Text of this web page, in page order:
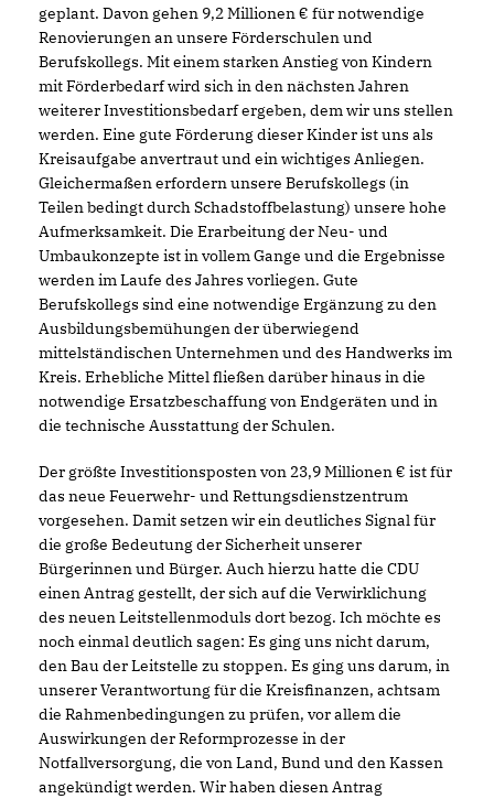
geplant. Davon gehen 9,2 Millionen € für notwendige
Renovierungen an unsere Förderschulen und
Berufskollegs. Mit einem starken Anstieg von Kindern
mit Förderbedarf wird sich in den nächsten Jahren
weiterer Investitionsbedarf ergeben, dem wir uns stellen
werden. Eine gute Förderung dieser Kinder ist uns als
Kreisaufgabe anvertraut und ein wichtiges Anliegen.
Gleichermaßen erfordern unsere Berufskollegs (in
Teilen bedingt durch Schadstoffbelastung) unsere hohe
Aufmerksamkeit. Die Erarbeitung der Neu- und
Umbaukonzepte ist in vollem Gange und die Ergebnisse
werden im Laufe des Jahres vorliegen. Gute
Berufskollegs sind eine notwendige Ergänzung zu den
Ausbildungsbemühungen der überwiegend
mittelständischen Unternehmen und des Handwerks im
Kreis. Erhebliche Mittel fließen darüber hinaus in die
notwendige Ersatzbeschaffung von Endgeräten und in
die technische Ausstattung der Schulen.
Der größte Investitionsposten von 23,9 Millionen € ist für
das neue Feuerwehr- und Rettungsdienstzentrum
vorgesehen. Damit setzen wir ein deutliches Signal für
die große Bedeutung der Sicherheit unserer
Bürgerinnen und Bürger. Auch hierzu hatte die CDU
einen Antrag gestellt, der sich auf die Verwirklichung
des neuen Leitstellenmoduls dort bezog. Ich möchte es
noch einmal deutlich sagen: Es ging uns nicht darum,
den Bau der Leitstelle zu stoppen. Es ging uns darum, in
unserer Verantwortung für die Kreisfinanzen, achtsam
die Rahmenbedingungen zu prüfen, vor allem die
Auswirkungen der Reformprozesse in der
Notfallversorgung, die von Land, Bund und den Kassen
angekündigt werden. Wir haben diesen Antrag